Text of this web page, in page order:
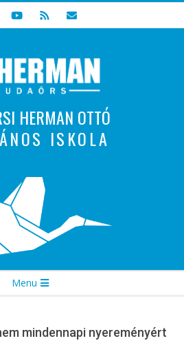
HERMAN OTTÓ
ISKOLA
újraindul oldalunk!
Menu
mindennapi nyereményért